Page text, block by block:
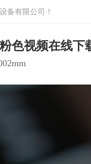
有限公司！
色视频在线下